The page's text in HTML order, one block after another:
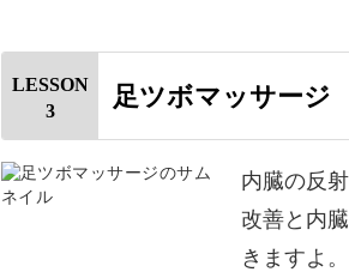
まるで体の中がリセットされるよ
毛細血管の奥まで、新鮮な血液が
使用道具
ふくらはぎとすねの間のマッサ
内くるぶしから膝方向にマッサ
LESSON
3
足ツボマッサージ
内臓の反
改善と内
きますよ。